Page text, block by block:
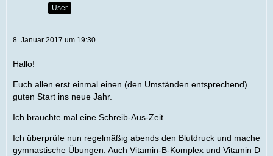
User
8. Januar 2017 um 19:30
Hallo!
Euch allen erst einmal einen (den Umständen entsprechend)
guten Start ins neue Jahr.
Ich brauchte mal eine Schreib-Aus-Zeit...
Ich überprüfe nun regelmäßig abends den Blutdruck und mache
gymnastische Übungen. Auch Vitamin-B-Komplex und Vitamin D